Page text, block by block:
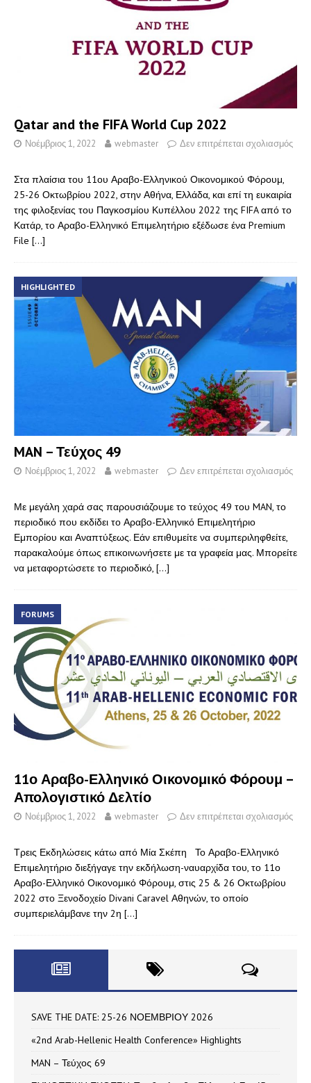
Qatar and the FIFA World Cup 2022
Νοέμβριος 1, 2022 webmaster Δεν επιτρέπεται σχολιασμός
Στα πλαίσια του 11ου Αραβο-Ελληνικού Οικονομικού Φόρουμ,
25-26 Οκτωβρίου 2022, στην Αθήνα, Ελλάδα, και επί τη ευκαιρία
της φιλοξενίας του Παγκοσμίου Κυπέλλου 2022 της FIFA από το
Κατάρ, το Αραβο-Ελληνικό Επιμελητήριο εξέδωσε ένα Premium
File […]
HIGHLIGHTED
MAN – Τεύχος 49
Νοέμβριος 1, 2022 webmaster Δεν επιτρέπεται σχολιασμός
Με μεγάλη χαρά σας παρουσιάζουμε το τεύχος 49 του MAN, το
περιοδικό που εκδίδει το Αραβο-Ελληνικό Επιμελητήριο
Εμπορίου και Αναπτύξεως. Εάν επιθυμείτε να συμπεριληφθείτε,
παρακαλούμε όπως επικοινωνήσετε με τα γραφεία μας. Μπορείτε
να μεταφορτώσετε το περιοδικό, […]
FORUMS
11ο Αραβο-Ελληνικό Οικονομικό Φόρουμ –
Απολογιστικό Δελτίο
Νοέμβριος 1, 2022 webmaster Δεν επιτρέπεται σχολιασμός
Τρεις Εκδηλώσεις κάτω από Μία Σκέπη Το Αραβο-Ελληνικό
Επιμελητήριο διεξήγαγε την εκδήλωση-ναυαρχίδα του, το 11ο
Αραβο-Ελληνικό Οικονομικό Φόρουμ, στις 25 & 26 Οκτωβρίου
2022 στο Ξενοδοχείο Divani Caravel Αθηνών, το οποίο
συμπεριελάμβανε την 2η […]
SAVE THE DATE: 25-26 ΝΟΕΜΒΡΙΟΥ 2026
«2nd Arab-Hellenic Health Conference» Highlights
MAN – Τεύχος 69